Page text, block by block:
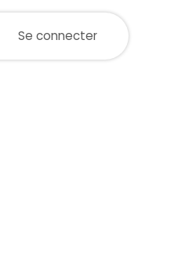
Postes Événements
Se connecter